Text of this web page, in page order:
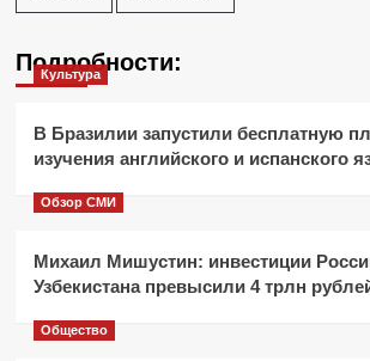
Подробности:
Культура
В Бразилии запустили бесплатную
изучения английского и испанского
Обзор СМИ
Михаил Мишустин: инвестиции
Узбекистана превысили 4 трлн
Общество